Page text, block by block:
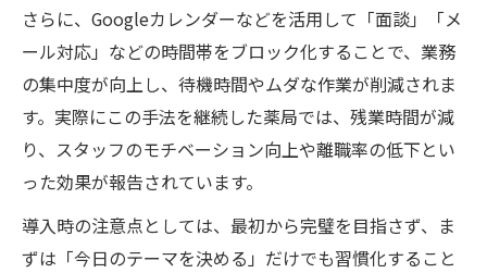
薬局経営で実践するコスト削減のデイリー
施策
薬局経営の収益改善は小さな積み重ねから
達成感を生む薬局経営デイリー習慣のすすめ
薬局経営で達成感を感じるデイリー習慣作
り
日々の小さな成功が薬局経営に与える好循
さらに、Googleカレンダーなどを活用して「面談」「メ
ール対応」などの時間帯をブロック化することで、業務
の集中度が向上し、待機時間やムダな作業が削減されま
す。実際にこの手法を継続した薬局では、残業時間が減
り、スタッフのモチベーション向上や離職率の低下とい
った効果が報告されています。
導入時の注意点としては、最初から完璧を目指さず、ま
ずは「今日のテーマを決める」だけでも習慣化すること